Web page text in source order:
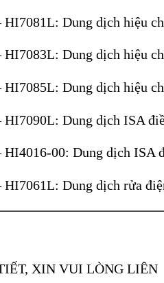
HI7081L: Dung dịch hiệu
HI7083L: Dung dịch hiệu
HI7085L: Dung dịch hiệu
HI7090L: Dung dịch ISA
HI4016-00: Dung dịch ISA
HI7061L: Dung dịch rửa
XIN VUI LÒNG LIÊN